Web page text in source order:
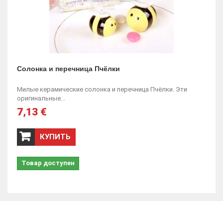
Солонка и перечница Пчёлки
Милые керамические солонка и перечница Пчёлки. Эти
оригинальные...
7,13 €
КУПИТЬ
Товар доступен